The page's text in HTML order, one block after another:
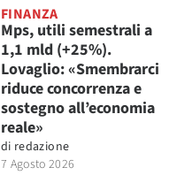
FINANZA
Mps, utili semestrali a
1,1 mld (+25%).
Lovaglio: «Smembrarci
riduce concorrenza e
sostegno all’economia
reale»
di redazione
7 Agosto 2026